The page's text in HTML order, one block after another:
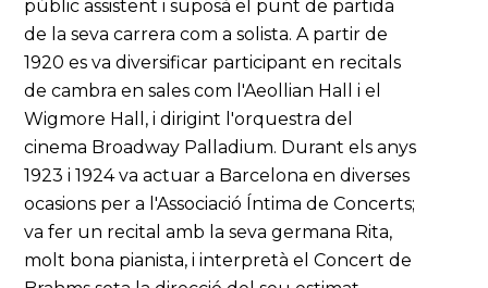
públic assistent i suposà el punt de partida
de la seva carrera com a solista. A partir de
1920 es va diversificar participant en recitals
de cambra en sales com l'Aeollian Hall i el
Wigmore Hall, i dirigint l'orquestra del
cinema Broadway Palladium. Durant els anys
1923 i 1924 va actuar a Barcelona en diverses
ocasions per a l'Associació Íntima de Concerts;
va fer un recital amb la seva germana Rita,
molt bona pianista, i interpretà el Concert de